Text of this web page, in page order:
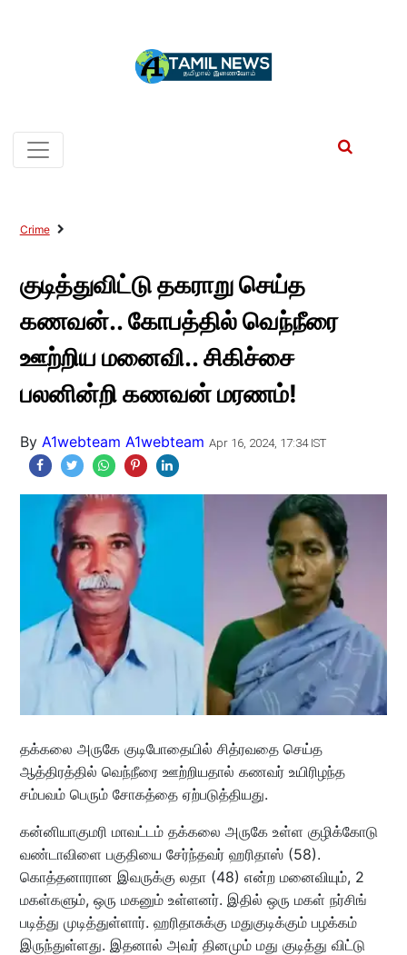
Crime
குடித்துவிட்டு தகராறு செய்த
கணவன்.. கோபத்தில் வெந்நீரை
ஊற்றிய மனைவி.. சிகிச்சை
பலனின்றி கணவன் மரணம்!
By A1webteam A1webteam Apr 16, 2024, 17:34 IST
தக்கலை அருகே குடிபோதையில் சித்ரவதை செய்த
ஆத்திரத்தில் வெந்நீரை ஊற்றியதால் கணவர் உயிரிழந்த
சம்பவம் பெரும் சோகத்தை ஏற்படுத்தியது.
கன்னியாகுமரி மாவட்டம் தக்கலை அருகே உள்ள குழிக்கோடு
வண்டாவிளை பகுதியை சேர்ந்தவர் ஹரிதாஸ் (58).
கொத்தனாரான இவருக்கு லதா (48) என்ற மனைவியும், 2
மகள்களும், ஒரு மகனும் உள்ளனர். இதில் ஒரு மகள் நர்சிங்
படித்து முடித்துள்ளார். ஹரிதாசுக்கு மதுகுடிக்கும் பழக்கம்
இருந்துள்ளது. இதனால் அவர் தினமும் மது குடித்து விட்டு